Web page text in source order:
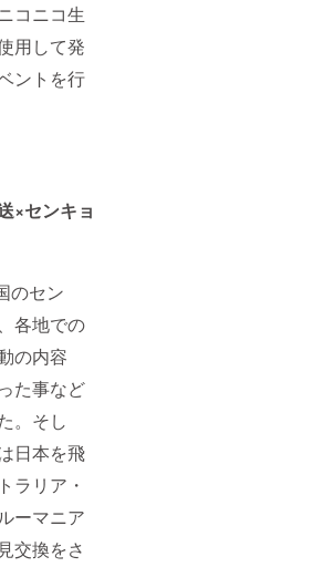
コニコ生
用して発
ントを行
×センキョ
のセン
各地での
の内容
た事など
。そし
日本を飛
ラリア・
ーマニア
交換をさ